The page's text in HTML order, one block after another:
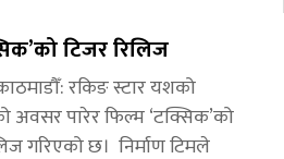
टिजर रिलिज
रकिङ स्टार यशको
अवसर पारेर फिल्म ‘टक्सिक’को
गरिएको छ। निर्माण टिमले